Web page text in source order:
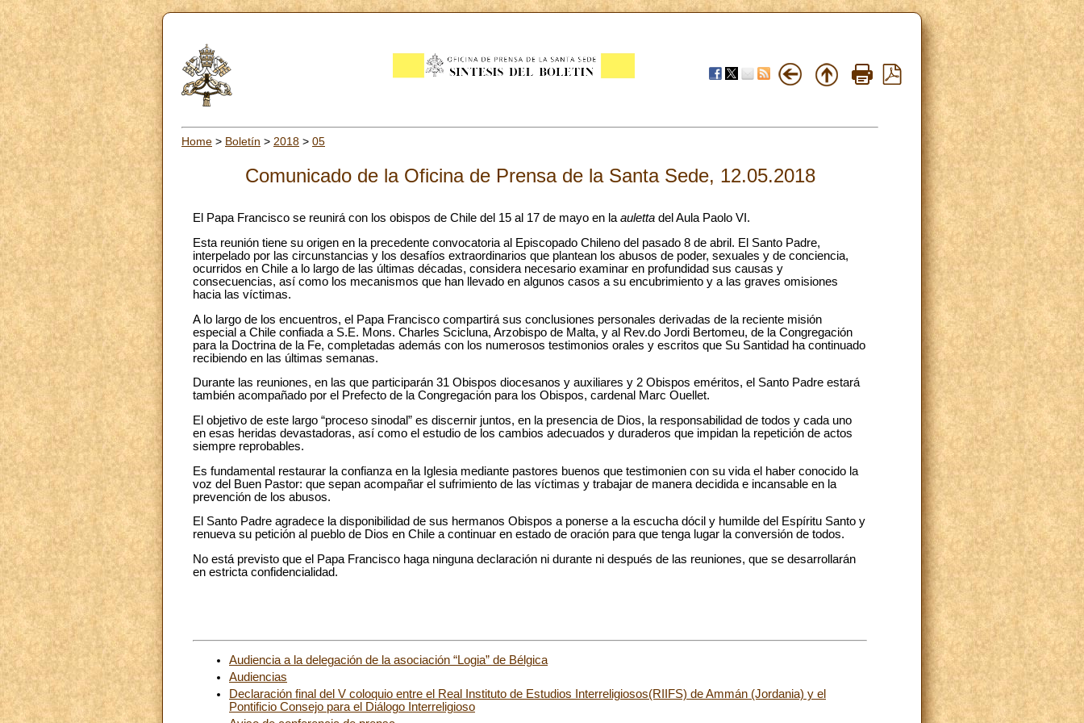
Home > Boletín > 2018 > 05
Comunicado de la Oficina de Prensa de la Santa Sede, 12.05.2018
El Papa Francisco se reunirá con los obispos de Chile del 15 al 17 de mayo en laauletta del Aula Paolo VI.
Esta reunión tiene su origen en la precedente convocatoria al Episcopado Chileno del pasado 8 de abril. El Santo Padre,
interpelado por las circunstancias y los desafíos extraordinarios que plantean los abusos de poder, sexuales y de conciencia,
ocurridos en Chile a lo largo de las últimas décadas, considera necesario examinar en profundidad sus causas y
consecuencias, así como los mecanismos que han llevado en algunos casos a su encubrimiento y a las graves omisiones
hacia las víctimas.
A lo largo de los encuentros, el Papa Francisco compartirá sus conclusiones personales derivadas de la reciente misión
especial a Chile confiada a S.E. Mons. Charles Scicluna, Arzobispo de Malta, y al Rev.do Jordi Bertomeu, de la Congregación
para la Doctrina de la Fe, completadas además con los numerosos testimonios orales y escritos que Su Santidad ha continuado
recibiendo en las últimas semanas.
Durante las reuniones, en las que participarán 31 Obispos diocesanos y auxiliares y 2 Obispos eméritos, el Santo Padre estará
también acompañado por el Prefecto de la Congregación para los Obispos, cardenal Marc Ouellet.
El objetivo de este largo “proceso sinodal” es discernir juntos, en la presencia de Dios, la responsabilidad de todos y cada uno
en esas heridas devastadoras, así como el estudio de los cambios adecuados y duraderos que impidan la repetición de actos
siempre reprobables.
Es fundamental restaurar la confianza en la Iglesia mediante pastores buenos que testimonien con su vida el haber conocido la
voz del Buen Pastor: que sepan acompañar el sufrimiento de las víctimas y trabajar de manera decidida e incansable en la
prevención de los abusos.
El Santo Padre agradece la disponibilidad de sus hermanos Obispos a ponerse a la escucha dócil y humilde del Espíritu Santo y
renueva su petición al pueblo de Dios en Chile a continuar en estado de oración para que tenga lugar la conversión de todos.
No está previsto que el Papa Francisco haga ninguna declaración ni durante ni después de las reuniones, que se desarrollarán
en estricta confidencialidad.
Audiencia a la delegación de la asociación “Logia” de Bélgica
Audiencias
Declaración final del V coloquio entre el Real Instituto de Estudios Interreligiosos(RIIFS) de Ammán (Jordania) y el
Pontificio Consejo para el Diálogo Interreligioso